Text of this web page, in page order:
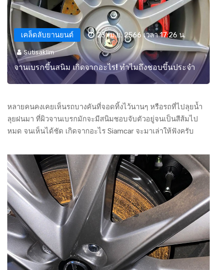
เคล็ดลับยานยนต์ 23 เม.ย. 2566 เวลา 17:26 น.
Sutisaklim
จานเบรกขึ้นสนิม เกิดจากอะไร! ทำไมถึงชอบขึ้นประจำ
หลายคนคงเคยเห็นรถบางคันที่จอดทิ้งไว้นานๆ หรือรถที่ไปลุยน้ำ
ลุยฝนมา ที่ผิวจานเบรกมักจะมีสนิมชอบจับตัวอยู่จนเป็นสีส้มไป
หมด จนเห็นได้ชัด เกิดจากอะไร Siamcar จะมาเล่าให้ฟังครับ